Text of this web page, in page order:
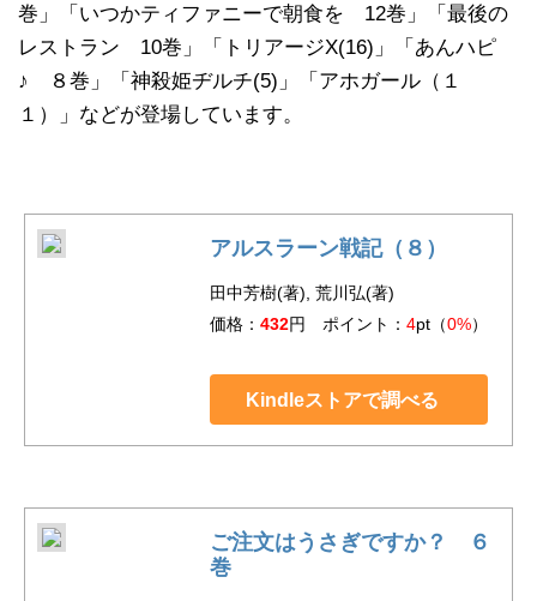
巻」「いつかティファニーで朝食を 12巻」「最後の
レストラン 10巻」「トリアージX(16)」「あんハピ
♪ ８巻」「神殺姫ヂルチ(5)」「アホガール（１
１）」などが登場しています。
アルスラーン戦記（８）
田中芳樹(著), 荒川弘(著)
価格： 432円 ポイント： 4pt（0%）
Kindleストアで調べる
ご注文はうさぎですか？ ６
巻